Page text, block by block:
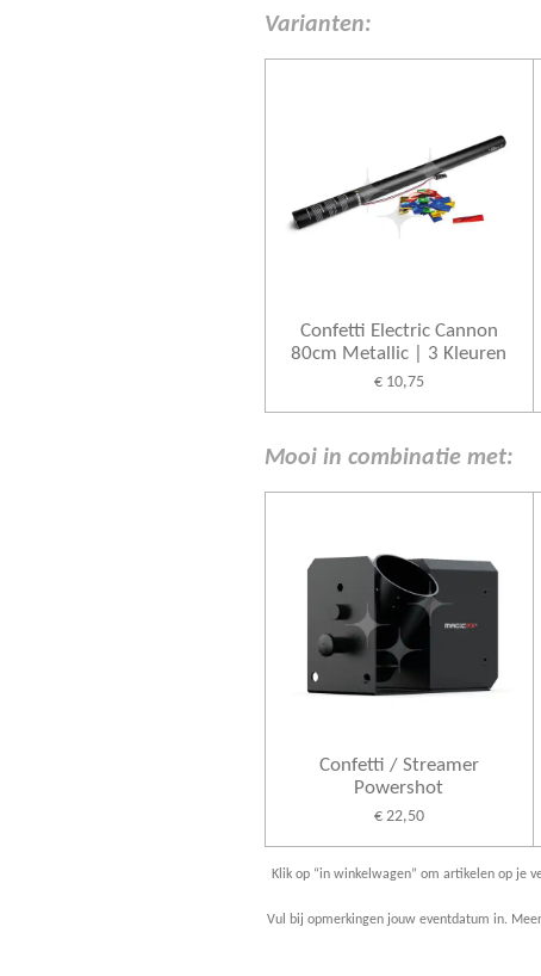
Varianten:
Confetti Electric Cannon
80cm Metallic | 3 Kleuren
€ 10,75
Mooi in combinatie met:
Confetti / Streamer
Powershot
€ 22,50
Klik op “in winkelwagen” om artikelen op je
Vul bij opmerkingen jouw eventdatum in.